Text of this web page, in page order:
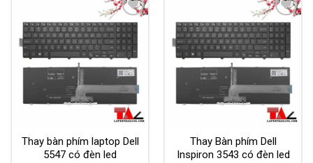
Add to
Wishlist
Thay bàn phím laptop Dell
5547 có đèn led
Add to
Wishlist
Thay Bàn phím Dell
Inspiron 3543 có đèn led